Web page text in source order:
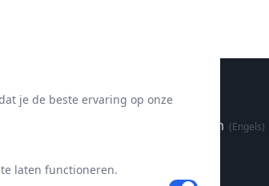
Informatie
Vertrouwenscentrum (Engels)
Impressum (Engels)
je de beste ervaring op onze
laten functioneren.